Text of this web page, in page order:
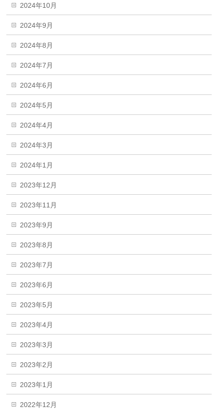
2024年10月
2024年9月
2024年8月
2024年7月
2024年6月
2024年5月
2024年4月
2024年3月
2024年1月
2023年12月
2023年11月
2023年9月
2023年8月
2023年7月
2023年6月
2023年5月
2023年4月
2023年3月
2023年2月
2023年1月
2022年12月